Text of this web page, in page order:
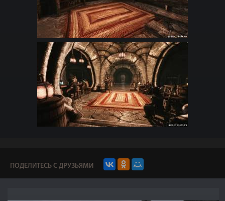
ПОДЕЛИТЕСЬ С ДРУЗЬЯМИ